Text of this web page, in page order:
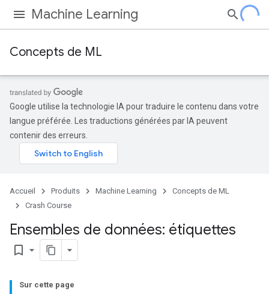
Machine Learning
Concepts de ML
Google utilise la technologie IA pour traduire le contenu dans votre
langue préférée. Les traductions générées par IA peuvent
contenir des erreurs.
Accueil Produits Machine Learning
Concepts de ML
Crash Course
Ensembles de données: étiquettes
bookmark_border
Sur cette page